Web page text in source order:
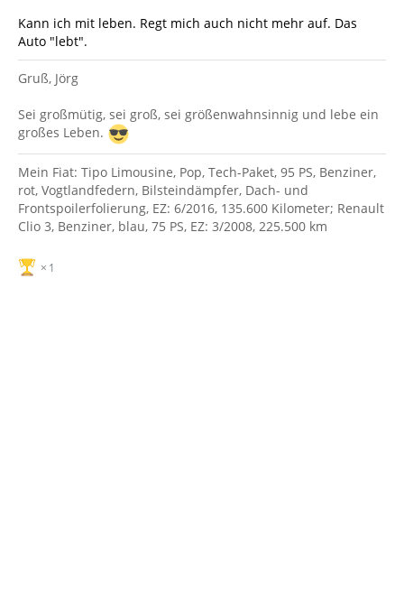
Kann ich mit leben. Regt mich auch nicht mehr auf. Das
Auto "lebt".
Gruß, Jörg
Sei großmütig, sei groß, sei größenwahnsinnig und lebe ein
großes Leben.
Mein Fiat: Tipo Limousine, Pop, Tech-Paket, 95 PS, Benziner,
rot, Vogtlandfedern, Bilsteindämpfer, Dach- und
Frontspoilerfolierung, EZ: 6/2016, 135.600 Kilometer; Renault
Clio 3, Benziner, blau, 75 PS, EZ: 3/2008, 225.500 km
1